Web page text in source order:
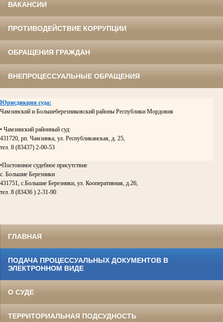
ВАКАНСИИ
ПРОТИВОДЕЙСТВИЕ КОРРУПЦИИ
ОБРАЩЕНИЯ ГРАЖДАН
ВНЕПРОЦЕССУАЛЬНЫЕ ОБРАЩЕНИЯ
Юрисдикция суда:
Чамзинский и Большеберезниковский районы Республики Мордовия
• Чамзинский районный суд:
431720, рп. Чамзинка, ул. Республиканская, д. 25,
тел. 8 (83437) 2-00-53
•Постоянное судебное присутствие
с. Большие Березники
431751, с.Большие Березники, ул. Кооперативная, д.26,
тел. 8 (83436 ) 2-31-90
ГЛАВНАЯ
ПОДАЧА ПРОЦЕССУАЛЬНЫХ ДОКУМЕНТОВ В
ЭЛЕКТРОННОМ ВИДЕ
О СУДЕ
ТЕРРИТОРИАЛЬНАЯ ПОДСУДНОСТЬ